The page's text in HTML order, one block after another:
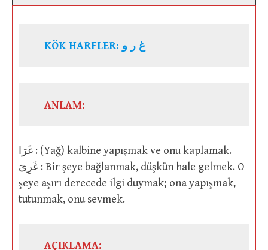
KÖK HARFLER: غ ر و
ANLAM:
غَرَا : (Yağ) kalbine yapışmak ve onu kaplamak.
غَرِىَ : Bir şeye bağlanmak, düşkün hale gelmek. O
şeye aşırı derecede ilgi duymak; ona yapışmak,
tutunmak, onu sevmek.
AÇIKLAMA: